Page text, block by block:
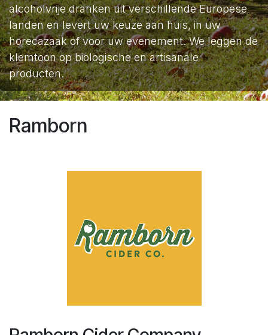
alcoholvrije dranken uit verschillende Europese
landen en levert uw keuze aan huis, in uw
horecazaak of voor uw evenement. We leggen de
klemtoon op biologische en artisanale
producten.
Ramborn